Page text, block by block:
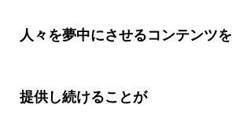
人々を夢中にさせるコンテンツを
提供し続けることが